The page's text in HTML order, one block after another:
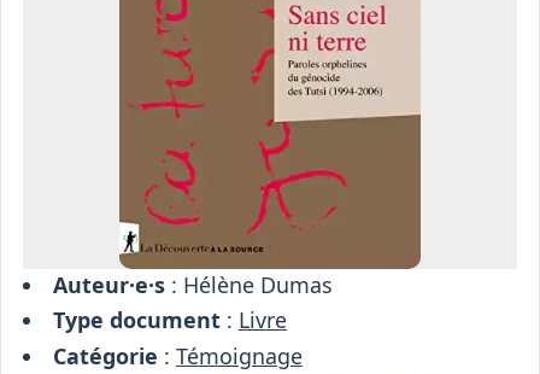
Auteur·e·s: Hélène Dumas
Type document: Livre
Catégorie : Témoignage